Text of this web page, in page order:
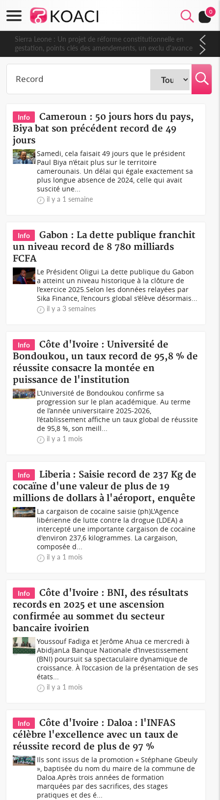
0
Sierra Leone : Un projet de réforme constitutionnelle en
gestation, points clés des amendements, un exclu d'avance
Info
Cameroun : 50 jours hors du pays,
Biya bat son précédent record de 49
jours
Samedi, cela faisait 49 jours que le président
Paul Biya n’était plus sur le territoire
camerounais. Un délai qui égale exactement sa
plus longue absence de 2024, celle qui avait
suscité une...
il y a 1 semaine
Info
Gabon : La dette publique franchit
un niveau record de 8 780 milliards
FCFA
Le Président Oligui La dette publique du Gabon
a atteint un niveau historique à la clôture de
l’exercice 2025.Selon les données relayées par
Sika Finance, l’encours global s’élève désormais...
il y a 3 semaines
Info
Côte d'Ivoire : Université de
Bondoukou, un taux record de 95,8 % de
réussite consacre la montée en
puissance de l'institution
L’Université de Bondoukou confirme sa
progression sur le plan académique. Au terme
de l’année universitaire 2025-2026,
l’établissement affiche un taux global de réussite
de 95,8 %, son meill...
il y a 1 mois
Info
Liberia : Saisie record de 237 Kg de
cocaïne d'une valeur de plus de 19
millions de dollars à l'aéroport, enquête
La cargaison de cocaïne saisie (ph)L'Agence
libérienne de lutte contre la drogue (LDEA) a
intercepté une importante cargaison de cocaïne
d'environ 237,6 kilogrammes. La cargaison,
composée d...
il y a 1 mois
Info
Côte d'Ivoire : BNI, des résultats
records en 2025 et une ascension
confirmée au sommet du secteur
bancaire ivoirien
Youssouf Fadiga et Jerôme Ahua ce mercredi à
AbidjanLa Banque Nationale d’Investissement
(BNI) poursuit sa spectaculaire dynamique de
croissance. À l’occasion de la présentation de ses
états...
il y a 1 mois
Info
Côte d'Ivoire : Daloa : l'INFAS
célèbre l'excellence avec un taux de
réussite record de plus de 97 %
Ils sont issus de la promotion « Stéphane Gbeuly
», baptisée du nom du maire de la commune de
Daloa.Après trois années de formation
marquées par des sacrifices, des stages
pratiques et des é...